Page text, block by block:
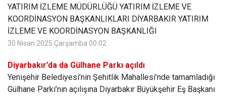
YATIRIM İZLEME MÜDÜRLÜĞÜ YATIRIM İZLEME VE
KOORDİNASYON BAŞKANLIKLARI DİYARBAKIR YATIRIM
İZLEME VE KOORDİNASYON BAŞKANLIĞI
30 Nisan 2025 Çarşamba 00:02
Diyarbakır’da da Gülhane Parkı açıldı
Yenişehir Belediyesi’nin Şehitlik Mahallesi’nde tamamladığı
Gülhane Parkı’nın açılışına Diyarbakır Büyükşehir Eş Başkanı